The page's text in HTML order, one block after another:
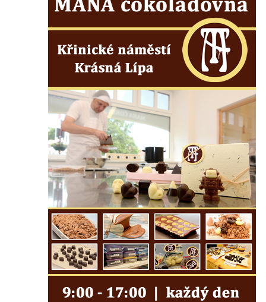
Hlídková jeskyně u Svojkova
Klíč
Kamenná slunce u obce Staré
Sluj českých bratří a Symbolický hrob
Besedická vyhlídka (na Vysoké skále)
Kinského vyhlídka (Besedické skály)
Vyhlídka Kde domov můj (Besedické skály)
Jeskyně Matěje Krocínovského v
Besedických skalách
Husníkova vyhlídka (Besedické skály)
Hořákova vyhlídka (Besedické skály)
Masarykova vyhlídka (Besedické skály)
Vyhlídka Sokol (Besedické skály)
Lafitova vyhlídka pod Křížovou horou
Vyhlídka pod Křížovou horou u Pohořan
Hraběcí vyhlídka u Rabštejna nad Střelou